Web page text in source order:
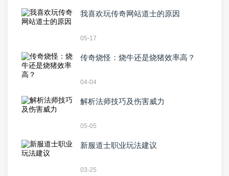
我喜欢玩传奇网站道士的原因
05-17
传奇烧怪：烧牛还是烧猪效率高？
04-04
解析法师技巧及伤害威力
05-05
新服道士职业玩法建议
03-25